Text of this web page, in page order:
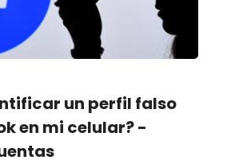
un perfil falso
en mi celular? -